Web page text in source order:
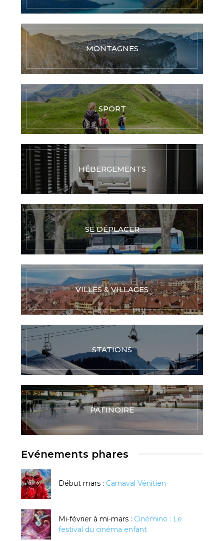
MONTAGNES
SPORT
HÉBERGEMENTS
SE DÉPLACER
VILLES & VILLAGES
STATIONS
PATINOIRE
Evénements phares
Début mars : Carnaval Vénitien
Mi-février à mi-mars : Cinémino : Le
festival du cinéma enfant